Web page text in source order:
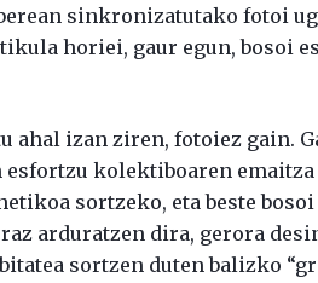
sinkronizatutako fotoi
horiei, gaur egun, bosoi
izan ziren, fotoiez gain.
kolektiboaren emaitza
sortzeko, eta beste
arduratzen dira, gerora
sortzen duten balizko